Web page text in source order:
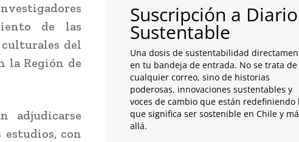
de las
del
la Región de
adjudicarse
estudios, con
Suscripción a Diario
Sustentable
Una dosis de sustentabilidad
en tu bandeja de entrada. No se trata de
cualquier correo, sino de historias
poderosas, innovaciones sustentables y
voces de cambio que están redefiniendo
que significa ser sostenible en Chile y
allá.